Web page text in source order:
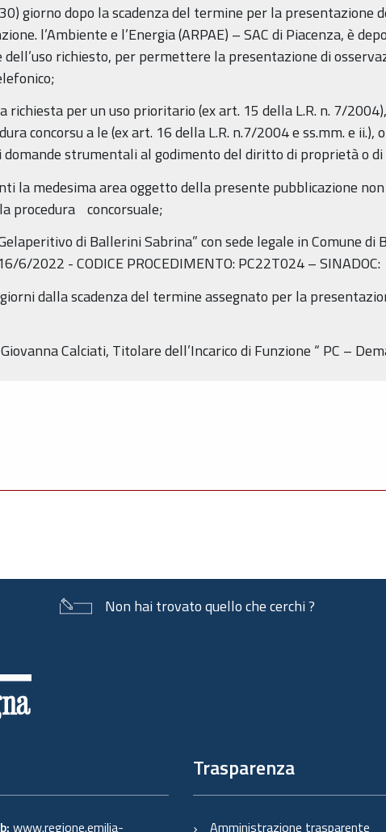
giorno dopo la scadenza del termine per la presentazione
l’Ambiente e l’Energia (ARPAE) – SAC di Piacenza, è
dell’uso richiesto, per permettere la presentazione di
richiesta per un uso prioritario (ex art. 15 della L.R. n. 7/
concorsu a le (ex art. 16 della L.R. n.7/2004 e ss.mm. e ii.),
domande strumentali al godimento del diritto di proprietà o
la medesima area oggetto della presente pubblicazione
procedura concorsuale;
di Ballerini Sabrina” con sede legale in Comune di
6/2022 - CODICE PROCEDIMENTO: PC22T024 –
dalla scadenza del termine assegnato per la
Calciati, Titolare dell’Incarico di Funzione “ PC –
Non hai trovato quello che cerchi ?
www.regione.emilia-
Trasparenza
Amministrazione trasparente